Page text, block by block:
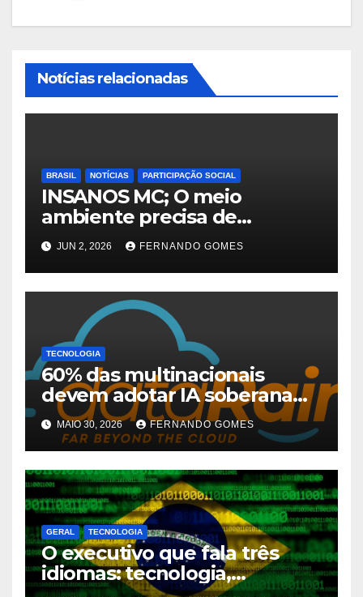
Notícias relacionadas
BRASIL NOTÍCIAS PARTICIPAÇÃO SOCIAL
INSANOS MC; O meio
ambiente precisa de
atitude… e a irmandade vai
fazer a parte dela.
JUN 2, 2026 FERNANDO GOMES
TECNOLOGIA
60% das multinacionais
devem adotar IA soberana
até 2028; Saúde lidera busca
por controle de dados no
Brasil
MAIO 30, 2026 FERNANDO GOMES
GERAL TECNOLOGIA
O executivo que fala três
idiomas: tecnologia,